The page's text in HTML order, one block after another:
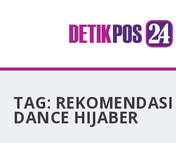
TAG:
DANCE HIJABER